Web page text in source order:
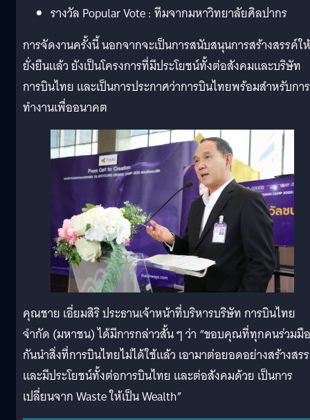
รางวัล Popular Vote : ทีมจากมหาวิทยาลัยศิลปากร
การจัดงานครั้งนี้ นอกจากจะเป็นการสนับสนุนการสร้างสรรค์ให้
ยั่งยืนแล้ว ยังเป็นโครงการที่มีประโยชน์ทั้งต่อสังคมและบริษัท
การบินไทย และเป็นการประกาศว่าการบินไทยพร้อมสำหรับการ
ทำงานเพื่ออนาคต
คุณชาย เอี่ยมสิริ ประธานเจ้าหน้าที่บริหารบริษัท การบินไทย
จำกัด (มหาชน) ได้มีการกล่าวสั้น ๆ ว่า “ขอบคุณที่ทุกคนร่วมมือ
กันนำสิ่งที่การบินไทยไม่ได้ใช้แล้ว เอามาต่อยอดอย่างสร้างสร
และมีประโยชน์ทั้งต่อการบินไทย และต่อสังคมด้วย เป็นการ
เปลี่ยนจาก Waste ให้เป็น Wealth”